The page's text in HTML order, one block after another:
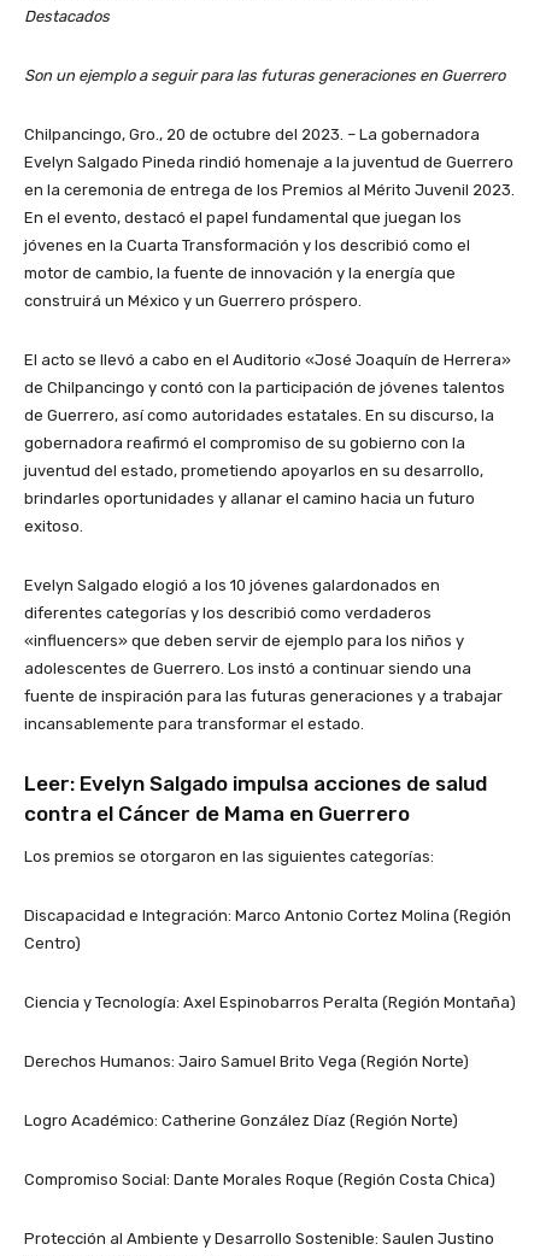
Destacados
Son un ejemplo a seguir para las futuras generaciones en Guerrero
Chilpancingo, Gro., 20 de octubre del 2023. – La gobernadora
Evelyn Salgado Pineda rindió homenaje a la juventud de Guerrero
en la ceremonia de entrega de los Premios al Mérito Juvenil 2023.
En el evento, destacó el papel fundamental que juegan los
jóvenes en la Cuarta Transformación y los describió como el
motor de cambio, la fuente de innovación y la energía que
construirá un México y un Guerrero próspero.
El acto se llevó a cabo en el Auditorio «José Joaquín de Herrera»
de Chilpancingo y contó con la participación de jóvenes talentos
de Guerrero, así como autoridades estatales. En su discurso, la
gobernadora reafirmó el compromiso de su gobierno con la
juventud del estado, prometiendo apoyarlos en su desarrollo,
brindarles oportunidades y allanar el camino hacia un futuro
exitoso.
Evelyn Salgado elogió a los 10 jóvenes galardonados en
diferentes categorías y los describió como verdaderos
«influencers» que deben servir de ejemplo para los niños y
adolescentes de Guerrero. Los instó a continuar siendo una
fuente de inspiración para las futuras generaciones y a trabajar
incansablemente para transformar el estado.
Leer: Evelyn Salgado impulsa acciones de salud
contra el Cáncer de Mama en Guerrero
Los premios se otorgaron en las siguientes categorías:
Discapacidad e Integración: Marco Antonio Cortez Molina (Región
Centro)
Ciencia y Tecnología: Axel Espinobarros Peralta (Región Montaña)
Derechos Humanos: Jairo Samuel Brito Vega (Región Norte)
Logro Académico: Catherine González Díaz (Región Norte)
Compromiso Social: Dante Morales Roque (Región Costa Chica)
Protección al Ambiente y Desarrollo Sostenible: Saulen Justino